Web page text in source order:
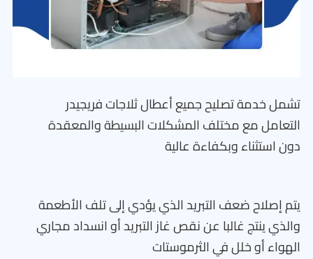
تشمل خدمة تصليح جميع أعطال ثلاجات فريجيدر
التعامل مع مختلف المشكلات البسيطة والمعقدة
دون استثناء وبكفاءة عالية
يتم إصلاح ضعف التبريد الذي يؤدي إلى تلف الأطعمة
والذي ينتج غالبا عن نقص غاز التبريد أو انسداد مجاري
الهواء أو خلل في الثرموستات